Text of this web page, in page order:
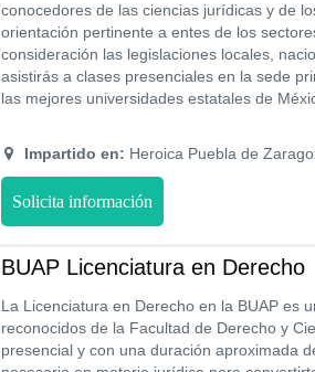
conocedores de las ciencias jurídicas y de
orientación pertinente a entes de los
consideración las legislaciones locales,
asistirás a clases presenciales en la sede
las mejores universidades estatales de
Impartido en: Heroica Puebla de
Solicita información
BUAP Licenciatura en Derecho
La Licenciatura en Derecho en la BUAP es
reconocidos de la Facultad de Derecho y
presencial y con una duración aproximada